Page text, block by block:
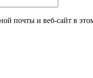
почты и веб-сайт в